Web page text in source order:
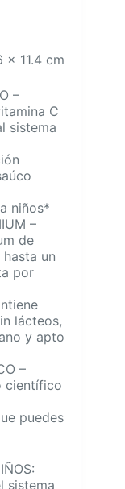
x 11.4 cm
–
C
sistema
niños*
–
de
un
por
lácteos,
y apto
–
científico
puedes
sistema